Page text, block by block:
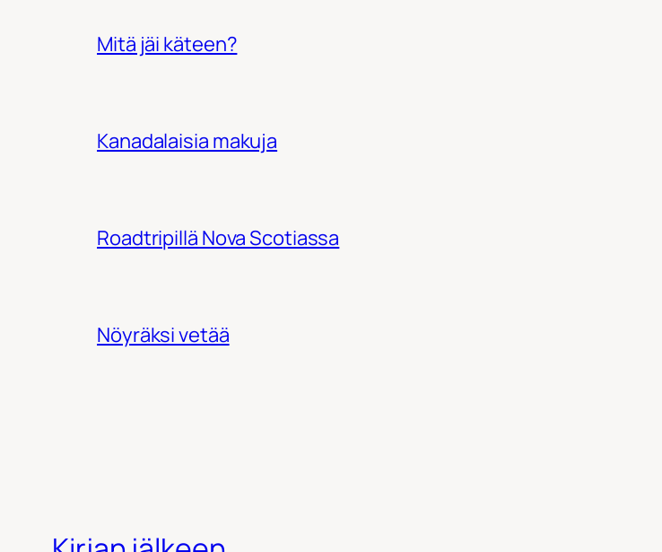
Mitä jäi käteen?
Kanadalaisia makuja
Roadtripillä Nova Scotiassa
Nöyräksi vetää